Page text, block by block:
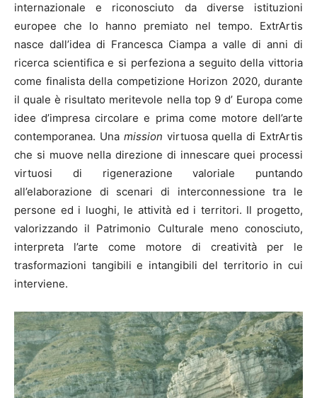
internazionale e riconosciuto da diverse istituzioni
europee che lo hanno premiato nel tempo. ExtrArtis
nasce dall’idea di Francesca Ciampa a valle di anni di
ricerca scientifica e si perfeziona a seguito della vittoria
come finalista della competizione Horizon 2020, durante
il quale è risultato meritevole nella top 9 d’ Europa come
idee d’impresa circolare e prima come motore dell’arte
contemporanea. Una mission virtuosa quella di ExtrArtis
che si muove nella direzione di innescare quei processi
virtuosi di rigenerazione valoriale puntando
all’elaborazione di scenari di interconnessione tra le
persone ed i luoghi, le attività ed i territori. Il progetto,
valorizzando il Patrimonio Culturale meno conosciuto,
interpreta l’arte come motore di creatività per le
trasformazioni tangibili e intangibili del territorio in cui
interviene.